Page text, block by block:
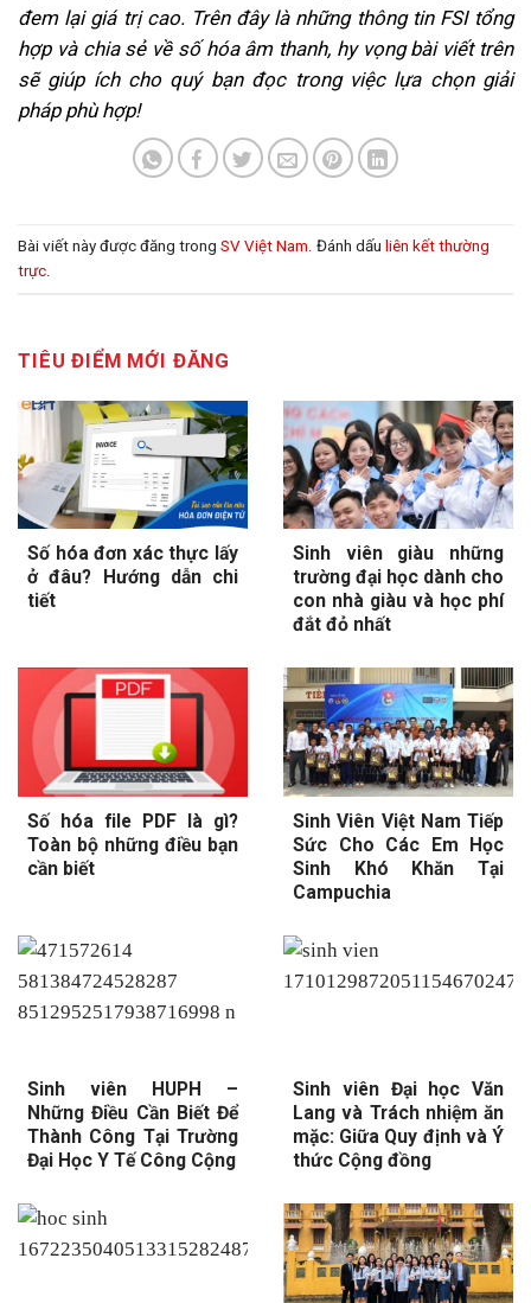
đem lại giá trị cao. Trên đây là những thông tin FSI tổng
hợp và chia sẻ về số hóa âm thanh, hy vọng bài viết trên
sẽ giúp ích cho quý bạn đọc trong việc lựa chọn giải
pháp phù hợp!
Bài viết này được đăng trong SV Việt Nam. Đánh dấu liên kết thường
trực.
TIÊU ĐIỂM MỚI ĐĂNG
Số hóa đơn xác thực lấy
ở đâu? Hướng dẫn chi
tiết
Sinh viên giàu những
trường đại học dành cho
con nhà giàu và học phí
đắt đỏ nhất
Số hóa file PDF là gì?
Toàn bộ những điều bạn
cần biết
Sinh Viên Việt Nam Tiếp
Sức Cho Các Em Học
Sinh Khó Khăn Tại
Campuchia
Sinh viên HUPH –
Những Điều Cần Biết Để
Thành Công Tại Trường
Đại Học Y Tế Công Cộng
Sinh viên Đại học Văn
Lang và Trách nhiệm ăn
mặc: Giữa Quy định và Ý
thức Cộng đồng